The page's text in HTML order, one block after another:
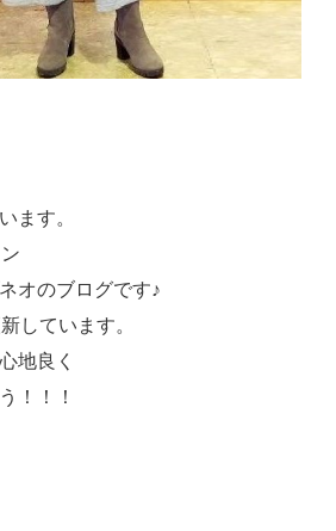
ます。
オのブログです♪
しています。
地良く
！！！